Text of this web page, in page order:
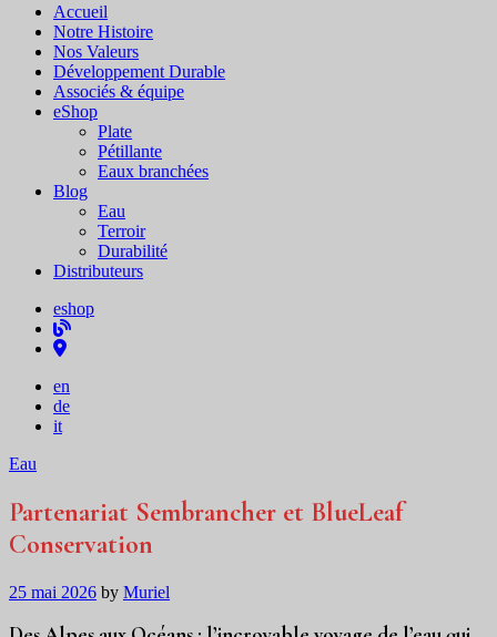
Accueil
Notre Histoire
Nos Valeurs
Développement Durable
Associés & équipe
eShop
Plate
Pétillante
Eaux branchées
Blog
Eau
Terroir
Durabilité
Distributeurs
eshop
blog
distributeurs
en
de
it
Categories
Eau
Partenariat Sembrancher et BlueLeaf
Conservation
Posted
25 mai 2026 by Muriel